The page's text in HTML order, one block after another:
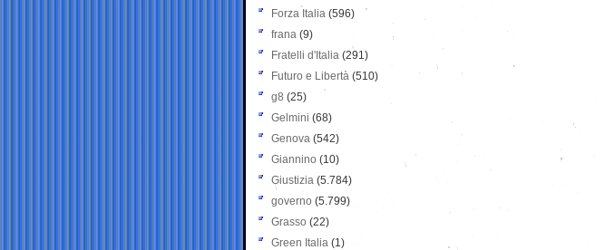
Forza Italia (596)
frana (9)
Fratelli d'Italia (291)
Futuro e Libertà (510)
g8 (25)
Gelmini (68)
Genova (542)
Giannino (10)
Giustizia (5.784)
governo (5.799)
Grasso (22)
Green Italia (1)